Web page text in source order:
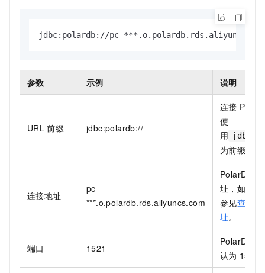
jdbc:polardb: //pc-***
参数 示例 说明
URL 前缀 jdbc:polardb://
连接
使
用
为前缀。
连接地址
pc-
***.o.polardb.rds.aliyuncs.com
PolarDB
址，如何
参见查看
址。
端口 1521
PolarDB
认为 1521